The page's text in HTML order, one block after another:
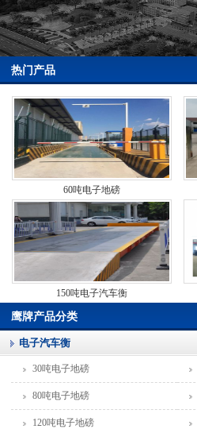
热门产品
60吨电子地磅
150吨电子汽车衡
鹰牌产品分类
电子汽车衡
30吨电子地磅
80吨电子地磅
120吨电子地磅